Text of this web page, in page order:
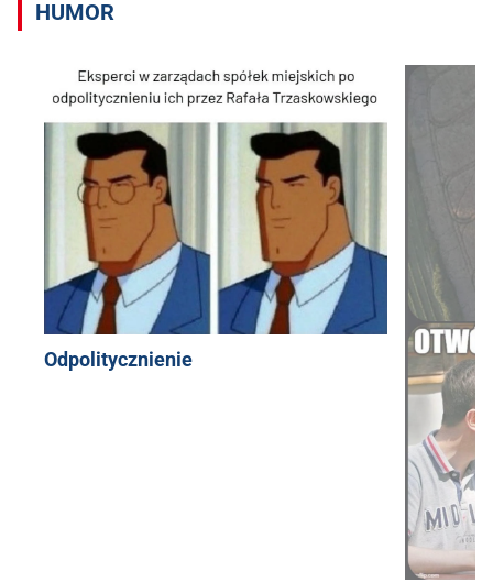
HUMOR
Odpolitycznienie